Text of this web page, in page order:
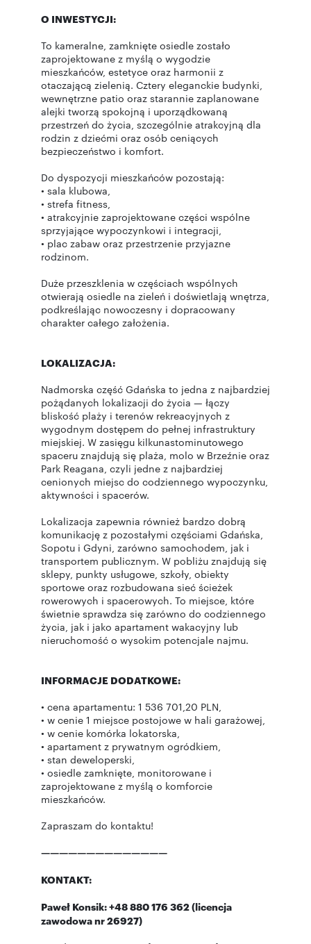
O INWESTYCJI:
To kameralne, zamknięte osiedle zostało
zaprojektowane z myślą o wygodzie
mieszkańców, estetyce oraz harmonii z
otaczającą zielenią. Cztery eleganckie budynki,
wewnętrzne patio oraz starannie zaplanowane
alejki tworzą spokojną i uporządkowaną
przestrzeń do życia, szczególnie atrakcyjną dla
rodzin z dziećmi oraz osób ceniących
bezpieczeństwo i komfort.
Do dyspozycji mieszkańców pozostają:
• sala klubowa,
• strefa fitness,
• atrakcyjnie zaprojektowane części wspólne
sprzyjające wypoczynkowi i integracji,
• plac zabaw oraz przestrzenie przyjazne
rodzinom.
Duże przeszklenia w częściach wspólnych
otwierają osiedle na zieleń i doświetlają wnętrza,
podkreślając nowoczesny i dopracowany
charakter całego założenia.
LOKALIZACJA:
Nadmorska część Gdańska to jedna z najbardziej
pożądanych lokalizacji do życia — łączy
bliskość plaży i terenów rekreacyjnych z
wygodnym dostępem do pełnej infrastruktury
miejskiej. W zasięgu kilkunastominutowego
spaceru znajdują się plaża, molo w Brzeźnie oraz
Park Reagana, czyli jedne z najbardziej
cenionych miejsc do codziennego wypoczynku,
aktywności i spacerów.
Lokalizacja zapewnia również bardzo dobrą
komunikację z pozostałymi częściami Gdańska,
Sopotu i Gdyni, zarówno samochodem, jak i
transportem publicznym. W pobliżu znajdują się
sklepy, punkty usługowe, szkoły, obiekty
sportowe oraz rozbudowana sieć ścieżek
rowerowych i spacerowych. To miejsce, które
świetnie sprawdza się zarówno do codziennego
życia, jak i jako apartament wakacyjny lub
nieruchomość o wysokim potencjale najmu.
INFORMACJE DODATKOWE:
• cena apartamentu: 1 536 701,20 PLN,
• w cenie 1 miejsce postojowe w hali garażowej,
• w cenie komórka lokatorska,
• apartament z prywatnym ogródkiem,
• stan deweloperski,
• osiedle zamknięte, monitorowane i
zaprojektowane z myślą o komforcie
mieszkańców.
Zapraszam do kontaktu!
——————————————
KONTAKT:
Paweł Konsik: +48 880 176 362 (licencja
zawodowa nr 26927)